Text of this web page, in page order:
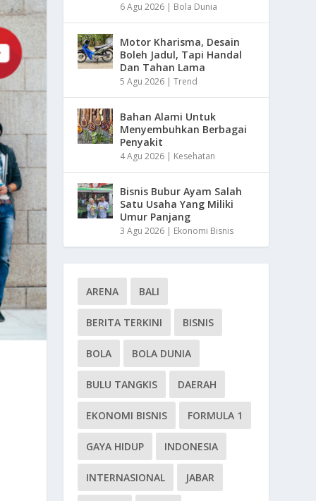
6 Agu 2026 | Bola Dunia
Motor Kharisma, Desain
Boleh Jadul, Tapi Handal
Dan Tahan Lama
5 Agu 2026 |Trend
Bahan Alami Untuk
Menyembuhkan Berbagai
Penyakit
4 Agu 2026 | Kesehatan
Bisnis Bubur Ayam Salah
Satu Usaha Yang Miliki
Umur Panjang
3 Agu 2026 | Ekonomi Bisnis
ARENA BALI
BERITA TERKINI BISNIS
BOLA BOLA DUNIA
BULU TANGKIS DAERAH
EKONOMI BISNIS FORMULA 1
GAYA HIDUP INDONESIA
INTERNASIONAL JABAR